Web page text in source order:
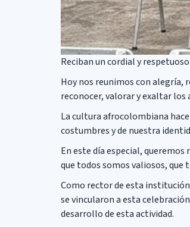
Reciban un cordial y
Hoy nos reunimos con alegría,
reconocer, valorar y exaltar
La cultura afrocolombiana
costumbres y de nuestra
En este día especial,
que todos somos valiosos,
Como rector de esta
se vincularon a esta
desarrollo de esta actividad.